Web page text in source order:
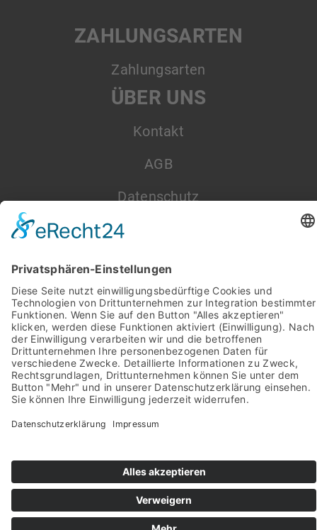
ZAHLUNGSARTEN
Zahlungsarten
ÜBER UNS
Kontakt
AGB
Datenschutz
Impressum
Pictures from:www.freepik.com